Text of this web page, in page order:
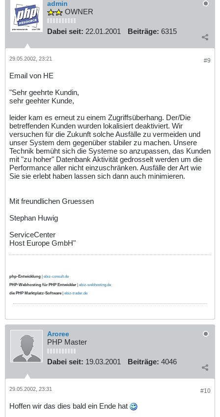
admin
OWNER
Dabei seit: 22.01.2001 Beiträge: 6315
#9
29.05.2002, 23:21
Email von HE
"Sehr geehrte Kundin,
sehr geehter Kunde,
leider kam es erneut zu einem Zugriffsüberhang. Der/Die
betreffenden Kunden wurden lokalisiert deaktiviert. Wir
versuchen für die Zukunft solche Ausfälle zu vermeiden und
unser System dem gegenüber stabiler zu machen. Unsere
Technik bemüht sich die Systeme so anzupassen, das Kunden
mit "zu hoher" Datenbank Aktivität gedrosselt werden um die
Performance aller nicht einzuschränken. Ausfälle der Art wie
Sie sie erlebt haben lassen sich dann auch minimieren.
Mit freundlichen Gruessen
Stephan Huwig
ServiceCenter
Host Europe GmbH"
php-Entwicklung
ebiz-consult.de
PHP-Webhosting für PHP Entwickler
ebiz-webhosting.de
die PHP Marktplatz-Software
ebiz-trader.de
Aroree
PHP Master
Dabei seit: 19.03.2001 Beiträge: 4046
#10
29.05.2002, 23:31
Hoffen wir das dies bald ein Ende hat